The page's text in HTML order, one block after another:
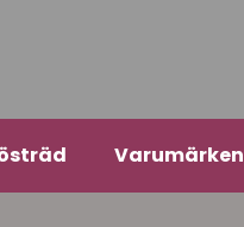
Varumärken